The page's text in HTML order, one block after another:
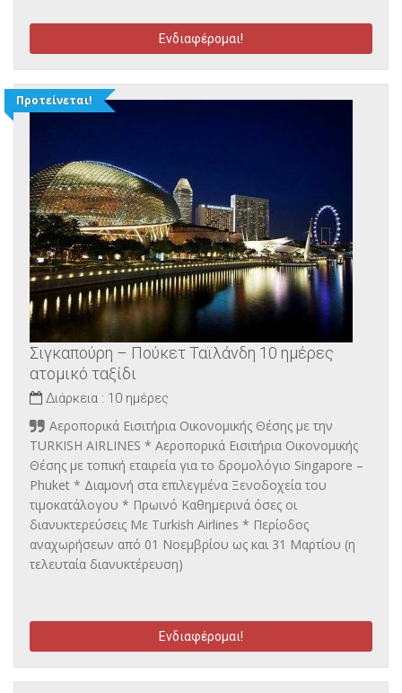
Ενδιαφέρομαι!
Προτείνεται!
Σιγκαπούρη – Πούκετ Ταϊλάνδη 10 ημέρες
ατομικό ταξίδι
Διάρκεια : 10 ημέρες
Αεροπορικά Εισιτήρια Οικονομικής Θέσης με την
TURKISH AIRLINES * Αεροπορικά Εισιτήρια Οικονομικής
Θέσης με τοπική εταιρεία για το δρομολόγιο Singapore –
Phuket * Διαμονή στα επιλεγμένα Ξενοδοχεία του
τιμοκατάλογου * Πρωινό Καθημερινά όσες οι
διανυκτερεύσεις Mε Turkish Airlines * Περίοδος
αναχωρήσεων από 01 Νοεμβρίου ως και 31 Μαρτίου (η
τελευταία διανυκτέρευση)
Ενδιαφέρομαι!